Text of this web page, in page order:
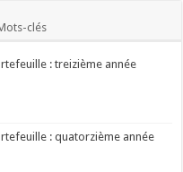
clés
: treizième année
: quatorzième année